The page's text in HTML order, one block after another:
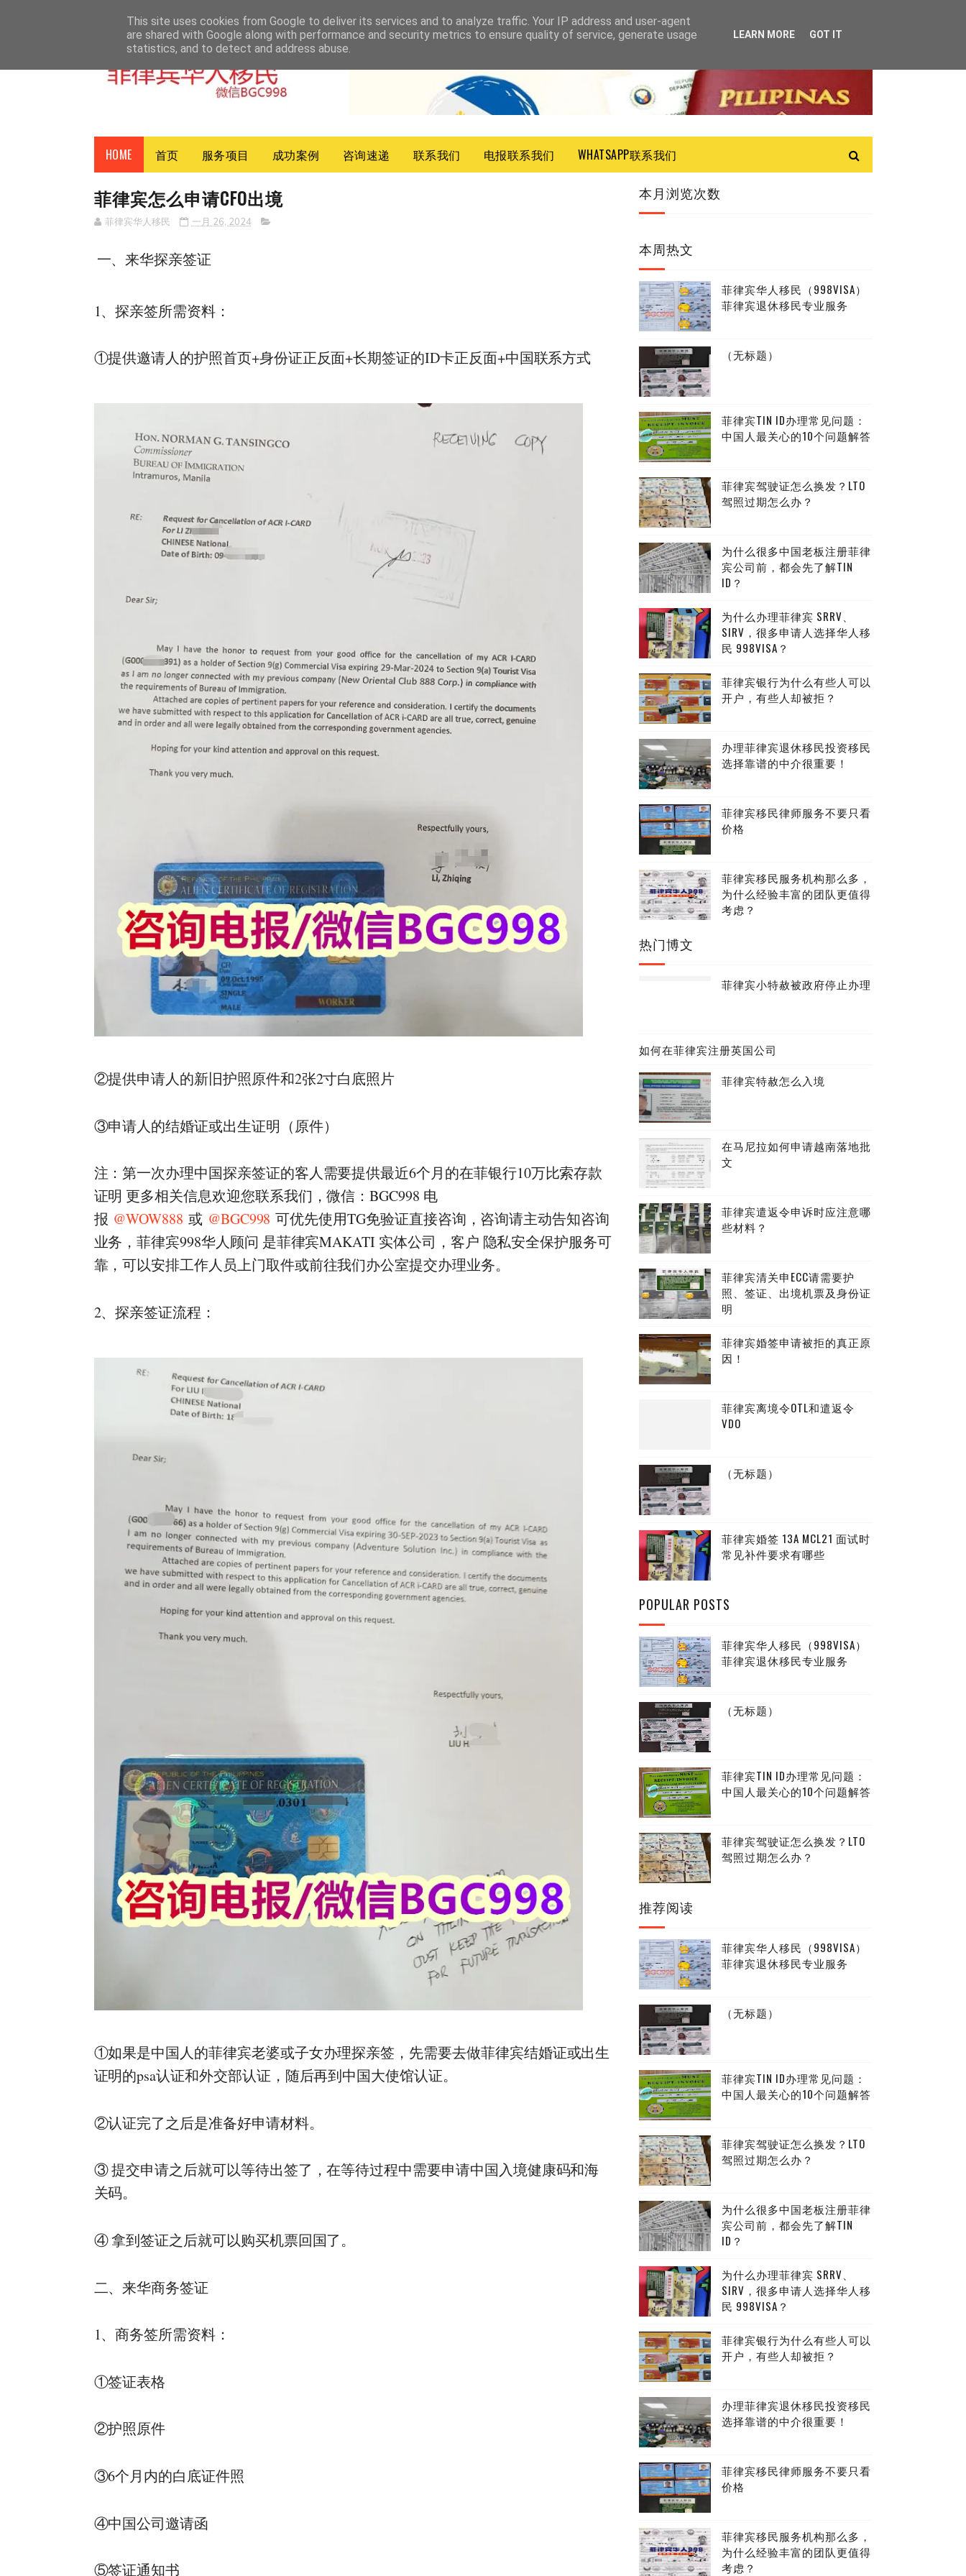
ABOUT CONTACT
HOME 首页 服务项目 成功案例 咨询速递 联系我们 电报联系我们 WHATSAPP联系我们
菲律宾怎么申请CFO出境
菲律宾华人移民 一月 26, 2024
一、来华探亲签证
1、探亲签所需资料：
①提供邀请人的护照首页+身份证正反面+长期签证的ID卡正反面+中国联系方式
②提供申请人的新旧护照原件和2张2寸白底照片
③申请人的结婚证或出生证明（原件）
注：第一次办理中国探亲签证的客人需要提供最近6个月的在菲银行10万比索存款
证明 更多相关信息欢迎您联系我们，微信：BGC998 电
报 @WOW888 或 @BGC998 可优先使用TG免验证直接咨询，咨询请主动告知咨询
业务，菲律宾998华人顾问 是菲律宾MAKATI 实体公司，客户 隐私安全保护服务可
靠，可以安排工作人员上门取件或前往我们办公室提交办理业务。
2、探亲签证流程：
①如果是中国人的菲律宾老婆或子女办理探亲签，先需要去做菲律宾结婚证或出生
证明的psa认证和外交部认证，随后再到中国大使馆认证。
②认证完了之后是准备好申请材料。
③ 提交申请之后就可以等待出签了，在等待过程中需要申请中国入境健康码和海
关码。
④ 拿到签证之后就可以购买机票回国了。
二、来华商务签证
1、商务签所需资料：
①签证表格
②护照原件
③6个月内的白底证件照
④中国公司邀请函
⑤签证通知书
本月浏览次数
本周热文
菲律宾华人移民（998VISA）
菲律宾退休移民专业服务
（无标题）
菲律宾TIN ID办理常见问题：
中国人最关心的10个问题解答
菲律宾驾驶证怎么换发？LTO
驾照过期怎么办？
为什么很多中国老板注册菲律
宾公司前，都会先了解TIN
ID？
为什么办理菲律宾 SRRV、
SIRV，很多申请人选择华人移
民 998VISA？
菲律宾银行为什么有些人可以
开户，有些人却被拒？
办理菲律宾退休移民投资移民
选择靠谱的中介很重要！
菲律宾移民律师服务不要只看
价格
菲律宾移民服务机构那么多，
为什么经验丰富的团队更值得
考虑？
热门博文
菲律宾小特赦被政府停止办理
如何在菲律宾注册英国公司
菲律宾特赦怎么入境
在马尼拉如何申请越南落地批
文
菲律宾遣返令申诉时应注意哪
些材料？
菲律宾清关申ECC请需要护
照、签证、出境机票及身份证
明
菲律宾婚签申请被拒的真正原
因！
菲律宾离境令OTL和遣返令
VDO
（无标题）
菲律宾婚签 13A MCL21 面试时
常见补件要求有哪些
POPULAR POSTS
菲律宾华人移民（998VISA）
菲律宾退休移民专业服务
（无标题）
菲律宾TIN ID办理常见问题：
中国人最关心的10个问题解答
菲律宾驾驶证怎么换发？LTO
驾照过期怎么办？
推荐阅读
菲律宾华人移民（998VISA）
菲律宾退休移民专业服务
（无标题）
菲律宾TIN ID办理常见问题：
中国人最关心的10个问题解答
菲律宾驾驶证怎么换发？LTO
驾照过期怎么办？
为什么很多中国老板注册菲律
宾公司前，都会先了解TIN
ID？
为什么办理菲律宾 SRRV、
SIRV，很多申请人选择华人移
民 998VISA？
菲律宾银行为什么有些人可以
开户，有些人却被拒？
办理菲律宾退休移民投资移民
选择靠谱的中介很重要！
菲律宾移民律师服务不要只看
价格
菲律宾移民服务机构那么多，
为什么经验丰富的团队更值得
考虑？
This site uses cookies from Google to deliver its services and to analyze traffic. Your IP address and user-agent
are shared with Google along with performance and security metrics to ensure quality of service, generate usage
statistics, and to detect and address abuse.
LEARN MORE GOT IT